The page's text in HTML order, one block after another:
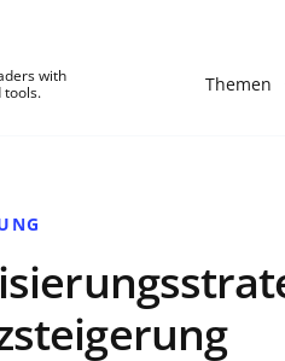
with
tools.
Themen